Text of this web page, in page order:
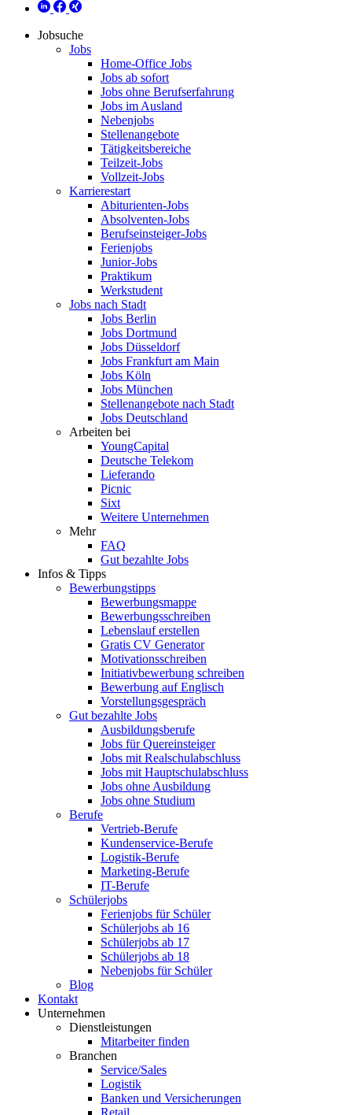
Jobsuche
Jobs
Home-Office Jobs
Jobs ab sofort
Jobs ohne Berufserfahrung
Jobs im Ausland
Nebenjobs
Stellenangebote
Tätigkeitsbereiche
Teilzeit-Jobs
Vollzeit-Jobs
Karrierestart
Abiturienten-Jobs
Absolventen-Jobs
Berufseinsteiger-Jobs
Ferienjobs
Junior-Jobs
Praktikum
Werkstudent
Jobs nach Stadt
Jobs Berlin
Jobs Dortmund
Jobs Düsseldorf
Jobs Frankfurt am Main
Jobs Köln
Jobs München
Stellenangebote nach Stadt
Jobs Deutschland
Arbeiten bei
YoungCapital
Deutsche Telekom
Lieferando
Picnic
Sixt
Weitere Unternehmen
Mehr
FAQ
Gut bezahlte Jobs
Infos & Tipps
Bewerbungstipps
Bewerbungsmappe
Bewerbungsschreiben
Lebenslauf erstellen
Gratis CV Generator
Motivationsschreiben
Initiativbewerbung schreiben
Bewerbung auf Englisch
Vorstellungsgespräch
Gut bezahlte Jobs
Ausbildungsberufe
Jobs für Quereinsteiger
Jobs mit Realschulabschluss
Jobs mit Hauptschulabschluss
Jobs ohne Ausbildung
Jobs ohne Studium
Berufe
Vertrieb-Berufe
Kundenservice-Berufe
Logistik-Berufe
Marketing-Berufe
IT-Berufe
Schülerjobs
Ferienjobs für Schüler
Schülerjobs ab 16
Schülerjobs ab 17
Schülerjobs ab 18
Nebenjobs für Schüler
Blog
Kontakt
Unternehmen
Dienstleistungen
Mitarbeiter finden
Branchen
Service/Sales
Logistik
Banken und Versicherungen
Retail